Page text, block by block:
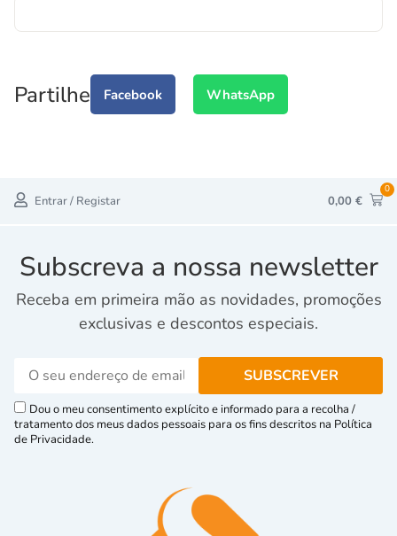
Partilhe Facebook WhatsApp
Entrar / Registar 0,00 €
0
Subscreva a nossa newsletter
Receba em primeira mão as novidades, promoções
exclusivas e descontos especiais.
Dou o meu consentimento explícito e informado para a recolha /
tratamento dos meus dados pessoais para os fins descritos na Política
de Privacidade.